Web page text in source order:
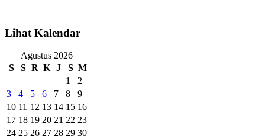
Lihat Kalendar
Agustus 2026
S
S R K J S M
1
2
3
4 5 6 7 8
9
10 11 12 13 14 15 16
17 18 19 20 21 22 23
24 25 26 27 28 29 30